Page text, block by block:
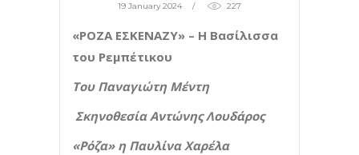
19 January 2024 227
«ΡΟΖΑ ΕΣΚΕΝΑΖΥ» – Η Βασίλισσα
του Ρεμπέτικου
Του Παναγιώτη Μέντη
Σκηνοθεσία Αντώνης Λουδάρος
«Ρόζα» η Παυλίνα Χαρέλα